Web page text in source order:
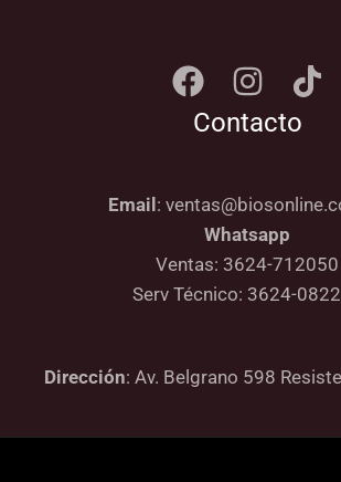
Contacto
Email :
Whatsapp
Ventas: 3624-712050
Serv Técnico: 3624-
Dirección: Av. Belgrano 598